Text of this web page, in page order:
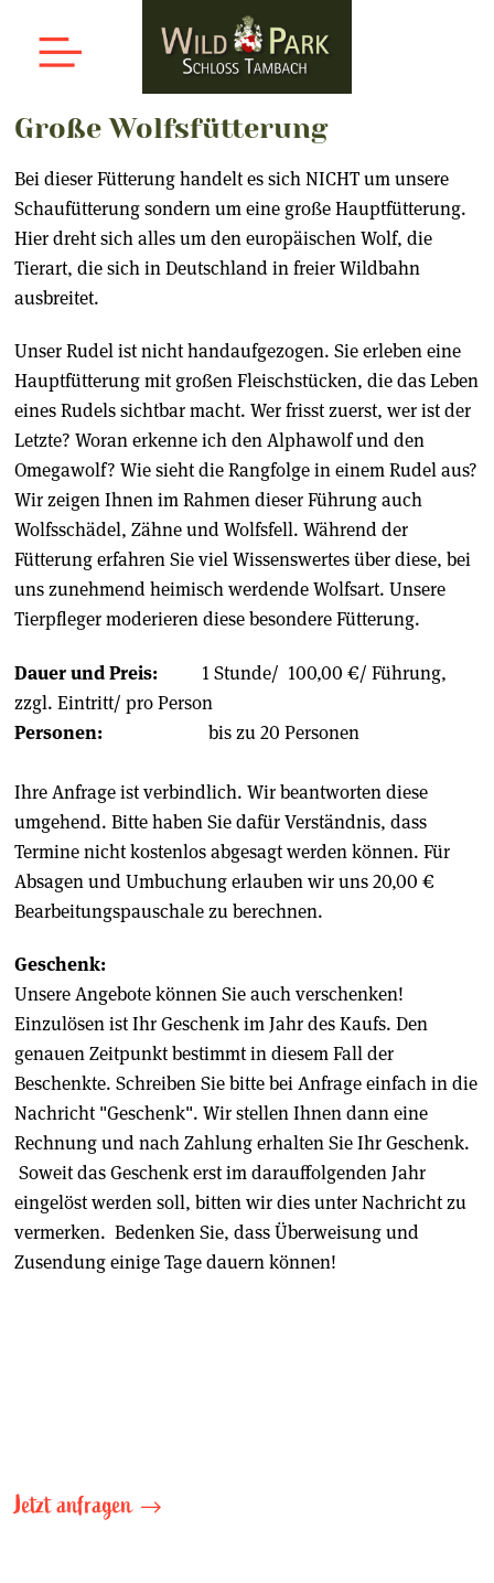
Große Wolfsfütterung
Bei dieser Fütterung handelt es sich NICHT um unsere
Schaufütterung sondern um eine große Hauptfütterung.
Hier dreht sich alles um den europäischen Wolf, die
Tierart, die sich in Deutschland in freier Wildbahn
ausbreitet.
Unser Rudel ist nicht handaufgezogen. Sie erleben eine
Hauptfütterung mit großen Fleischstücken, die das Leben
eines Rudels sichtbar macht. Wer frisst zuerst, wer ist der
Letzte? Woran erkenne ich den Alphawolf und den
Omegawolf? Wie sieht die Rangfolge in einem Rudel aus?
Wir zeigen Ihnen im Rahmen dieser Führung auch
Wolfsschädel, Zähne und Wolfsfell. Während der
Fütterung erfahren Sie viel Wissenswertes über diese, bei
uns zunehmend heimisch werdende Wolfsart. Unsere
Tierpfleger moderieren diese besondere Fütterung.
Dauer und Preis:1 Stunde/ 100,00 €/ Führung,
zzgl. Eintritt/ pro Person
Personen:bis zu 20 Personen
Ihre Anfrage ist verbindlich. Wir beantworten diese
umgehend. Bitte haben Sie dafür Verständnis, dass
Termine nicht kostenlos abgesagt werden können. Für
Absagen und Umbuchung erlauben wir uns 20,00 €
Bearbeitungspauschale zu berechnen.
Geschenk:
Unsere Angebote können Sie auch verschenken!
Einzulösen ist Ihr Geschenk im Jahr des Kaufs. Den
genauen Zeitpunkt bestimmt in diesem Fall der
Beschenkte. Schreiben Sie bitte bei Anfrage einfach in die
Nachricht "Geschenk". Wir stellen Ihnen dann eine
Rechnung und nach Zahlung erhalten Sie Ihr Geschenk.
Soweit das Geschenk erst im darauffolgenden Jahr
eingelöst werden soll, bitten wir dies unter Nachricht zu
vermerken. Bedenken Sie, dass Überweisung und
Zusendung einige Tage dauern können!
Jetzt anfragen